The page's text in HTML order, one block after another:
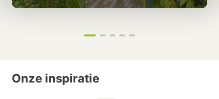
Onze inspiratie